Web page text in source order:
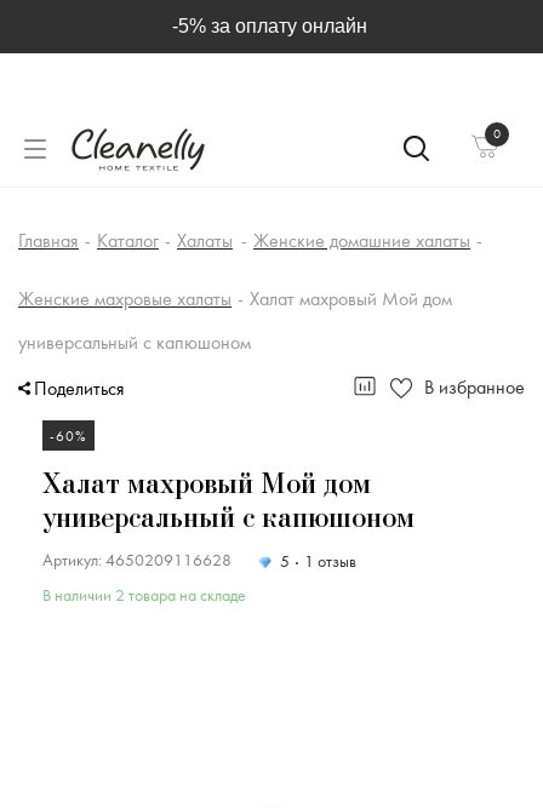
-5% за оплату онлайн
0
Главная - Каталог - Халаты - Женские домашние халаты -
Женские махровые халаты - Халат махровый Мой дом
универсальный с капюшоном
Поделиться В избранное
-60%
Халат махровый Мой дом
универсальный с капюшоном
Артикул: 4650209116628 5
1 отзыв
В наличии 2 товара на складе